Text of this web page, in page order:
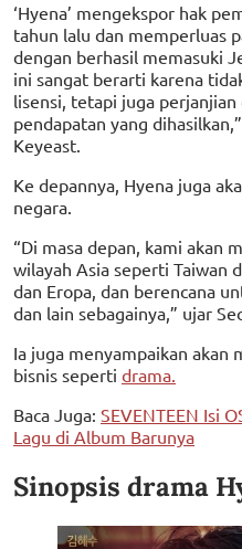
‘Hyena’ mengekspor hak
tahun lalu dan memperluas
dengan berhasil memasuki
ini sangat berarti karena
lisensi, tetapi juga
pendapatan yang
Keyeast.
Ke depannya, Hyena juga
negara.
“Di masa depan, kami akan
wilayah Asia seperti Taiwan
dan Eropa, dan berencana
dan lain sebagainya,” ujar
Ia juga menyampaikan akan
bisnis seperti drama.
Baca Juga: SEVENTEEN Isi
Lagu di Album Barunya
Sinopsis drama